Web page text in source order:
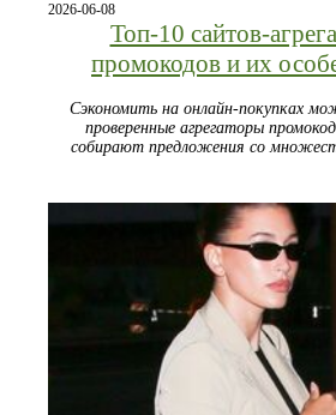
2026-06-08
Топ‑10
промокодов и их
Сэкономить на онлайн‑покупках
проверенные агрегаторы
собирают предложения со